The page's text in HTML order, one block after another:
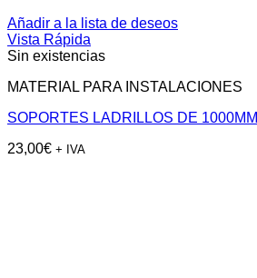
Añadir a la lista de deseos
Vista Rápida
Sin existencias
MATERIAL PARA INSTALACIONES
SOPORTES LADRILLOS DE 1000MM
23,00€ + IVA